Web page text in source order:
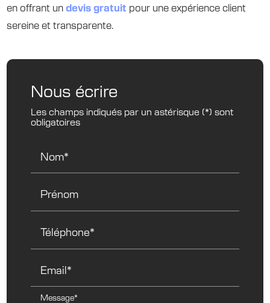
en offrant undevis gratuit pour une expérience client
sereine et transparente.
Nous écrire
Les champs indiqués par un astérisque (*) sont
obligatoires
Nom*
Prénom
Téléphone*
Email*
Message*